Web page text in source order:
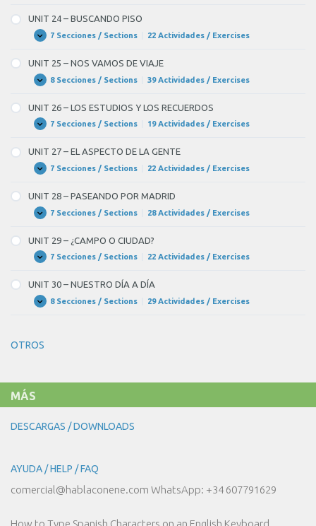
–
UNA
ENTREVISTA
DE
UNIT 24 – BUSCANDO PISO
Expandir
UNIT
–
BUSCANDO
PISO
7 Secciones / Sections 22 Actividades / Exercises
UNIT 25 – NOS VAMOS DE VIAJE
Expandir
UNIT
–
NOS
VAMOS
DE
8 Secciones / Sections 39 Actividades / Exercises
UNIT 26 – LOS ESTUDIOS Y LOS RECUERDOS
Expandir
UNIT
–
LOS
ESTUDIOS
Y
RECUERDOS
7 Secciones / Sections 19 Actividades / Exercises
UNIT 27 – EL ASPECTO DE LA GENTE
Expandir
UNIT
–
EL
ASPECTO
DE
GENTE
7 Secciones / Sections 22 Actividades / Exercises
UNIT 28 – PASEANDO POR MADRID
Expandir
UNIT
–
PASEANDO
POR
MADRID
7 Secciones / Sections 28 Actividades / Exercises
UNIT 29 – ¿CAMPO O CIUDAD?
Expandir
UNIT
–
¿CAMPO
O
CIUDAD?
7 Secciones / Sections 22 Actividades / Exercises
UNIT 30 – NUESTRO DÍA A DÍA
Expandir
UNIT
DÍA
8 Secciones / Sections 29 Actividades / Exercises
OTROS
MÁS
DESCARGAS / DOWNLOADS
AYUDA / HELP / FAQ
comercial@hablaconene.com WhatsApp: +34 607791629
How to Type Spanish Characters on an English Keyboard